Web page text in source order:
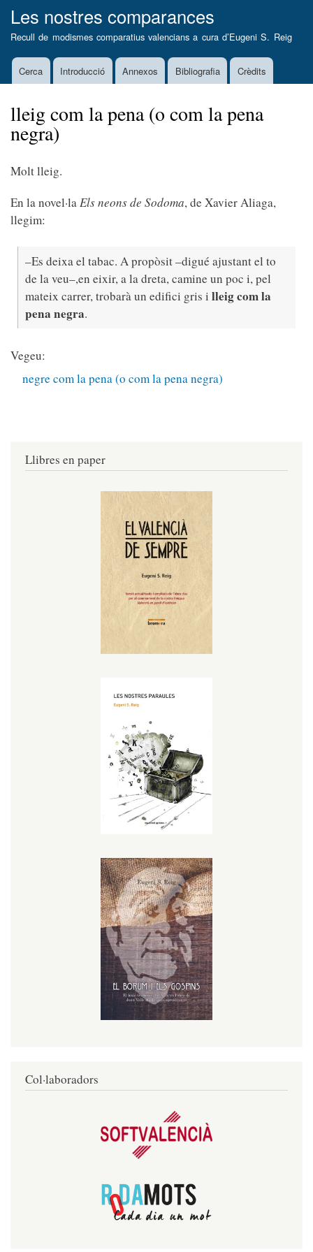
al
contingut
Les nostres comparances
Recull de modismes comparatius valencians a cura d’Eugeni S. Reig
MainCerca Introducció Annexos Bibliografia Crèdits
lleig com la pena (o com la pena
negra)
Molt lleig.
En la novel·laEls neons de Sodoma, de Xavier Aliaga,
llegim:
–Es deixa el tabac. A propòsit –digué ajustant el to
de la veu–,en eixir, a la dreta, camine un poc i, pel
mateix carrer, trobarà un edifici gris i lleig com la
pena negra.
Vegeu:
negre com la pena (o com la pena negra)
Llibres en paper
Col·laboradors